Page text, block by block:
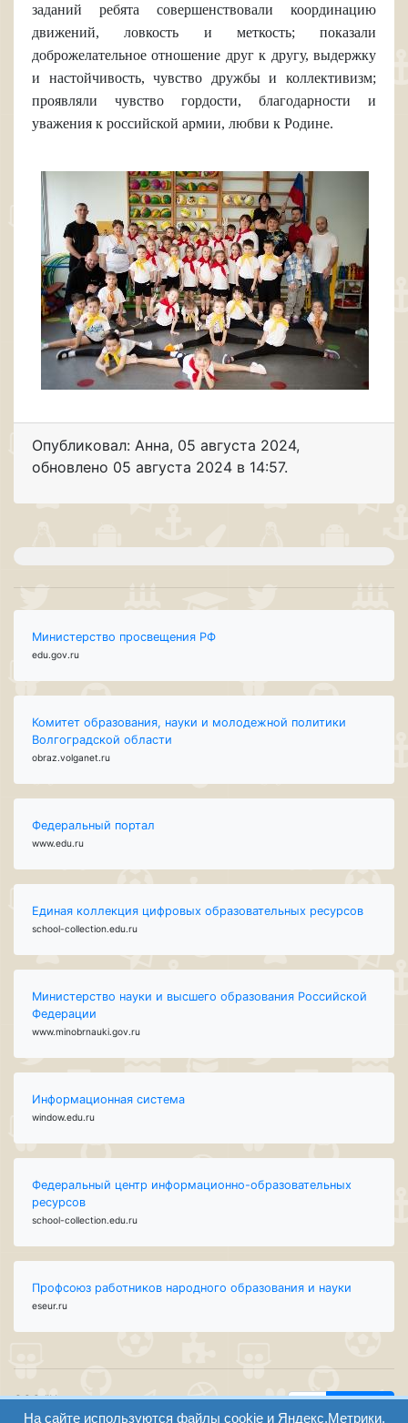
заданий ребята совершенствовали координацию
движений, ловкость и меткость; показали
доброжелательное отношение друг к другу, выдержку
и настойчивость, чувство дружбы и коллективизм;
проявляли чувство гордости, благодарности и
уважения к российской армии, любви к Родине.
Опубликовал: Анна, 05 августа 2024,
обновлено 05 августа 2024 в 14:57.
Министерство просвещения РФ
edu.gov.ru
Комитет образования, науки и молодежной политики
Волгоградской области
obraz.volganet.ru
Федеральный портал
www.edu.ru
Единая коллекция цифровых образовательных ресурсов
school-collection.edu.ru
Министерство науки и высшего образования Российской
Федерации
www.minobrnauki.gov.ru
Информационная система
window.edu.ru
Федеральный центр информационно-образовательных
ресурсов
school-collection.edu.ru
Профсоюз работников народного образования и науки
eseur.ru
ООО "Центр
образования и
На сайте используются файлы cookie и Яндекс.Метрики.